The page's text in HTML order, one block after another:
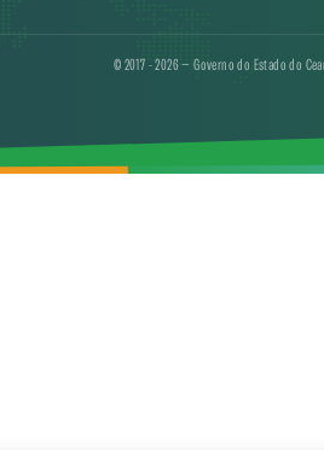
© 2017 - 2026 — Governo do Estado do